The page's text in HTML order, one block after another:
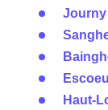
Journy
Haut-